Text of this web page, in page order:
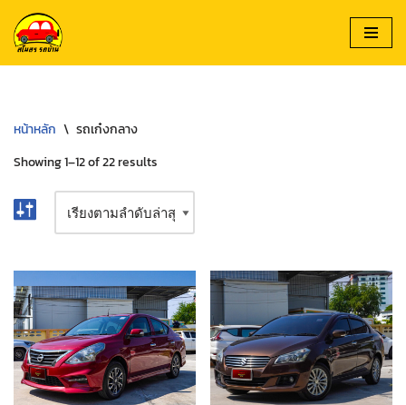
Skip
to
หน้าหลัก \ รถเก๋งกลาง
Showing 1–12 of 22 results